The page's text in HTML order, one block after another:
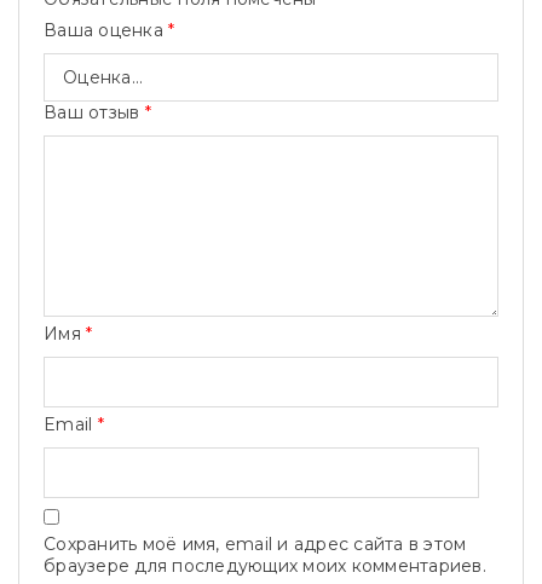
Ваша оценка *
Ваш отзыв *
Имя *
Email *
Сохранить моё имя, email и адрес сайта в этом
браузере для последующих моих комментариев.